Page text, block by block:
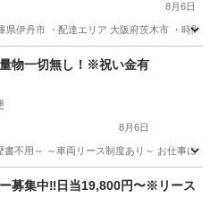
8月6日
県伊丹市 ・配達エリア 大阪府茨木市 ・時
物一切無し！※祝い金有
8月6日
書不用～ ～車両リース制度あり～ お仕事に
募集中‼️日当19,800円〜※リース